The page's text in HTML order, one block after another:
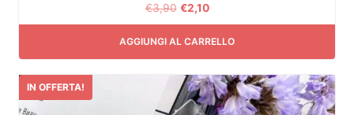
€3,90 €2,10
AGGIUNGI AL CARRELLO
IN OFFERTA!